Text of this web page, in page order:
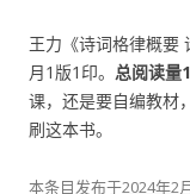
王力《诗词格律概要
月1版1印。 总阅读量
课，还是要自编教材
刷这本书。
本条目发布于2024年2